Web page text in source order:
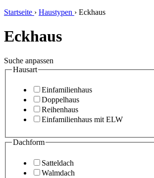
Startseite › Haustypen › Eckhaus
Eckhaus
Suche anpassen
Hausart
Einfamilienhaus
Doppelhaus
Reihenhaus
Einfamilienhaus mit ELW
Dachform
Satteldach
Walmdach